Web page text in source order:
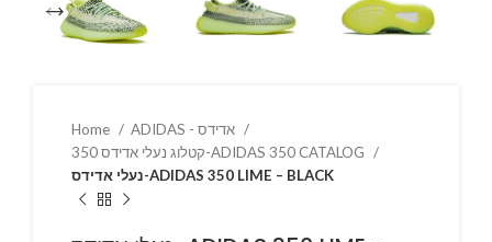
Home
קטלוג נעלי אדידס 350-ADIDAS 350 CATALOG
נעלי אדידס-ADIDAS 350 LIME – BLACK